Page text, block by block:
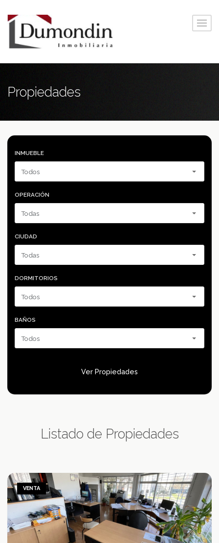
Propiedades
INMUEBLE
OPERACIÓN
CIUDAD
DORMITORIOS
BAÑOS
Ver Propiedades
Listado de Propiedades
VENTA